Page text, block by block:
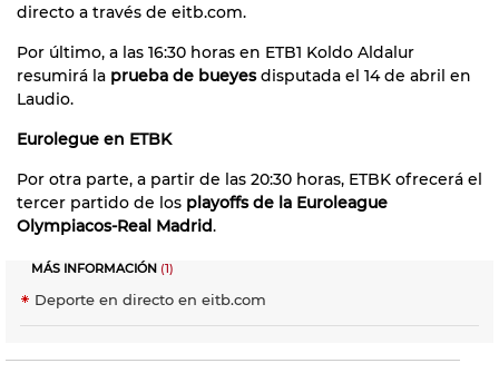
directo a través de eitb.com.
Por último, a las 16:30 horas en ETB1 Koldo Aldalur
resumirá la prueba de bueyesdisputada el 14 de abril en
Laudio.
Eurolegue en ETBK
Por otra parte, a partir de las 20:30 horas, ETBK ofrecerá el
tercer partido de los playoffs de la Euroleague
Olympiacos-Real Madrid.
MÁS INFORMACIÓN (1)
Deporte en directo en eitb.com